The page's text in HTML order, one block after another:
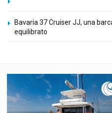
Bavaria 37 Cruiser JJ, una
equilibrato